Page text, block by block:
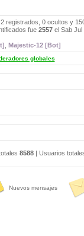
registrados, 0 ocultos y
fue 2557el Sab Jul
Majestic-12 [Bot]
globales
8588| Usuarios
Nuevos mensajes